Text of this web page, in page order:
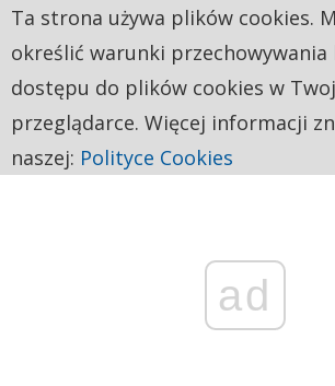
ad
Ta strona używa plików cookies.
określić warunki przechowywania
dostępu do plików cookies w
przeglądarce. Więcej informacji
naszej: Polityce Cookies